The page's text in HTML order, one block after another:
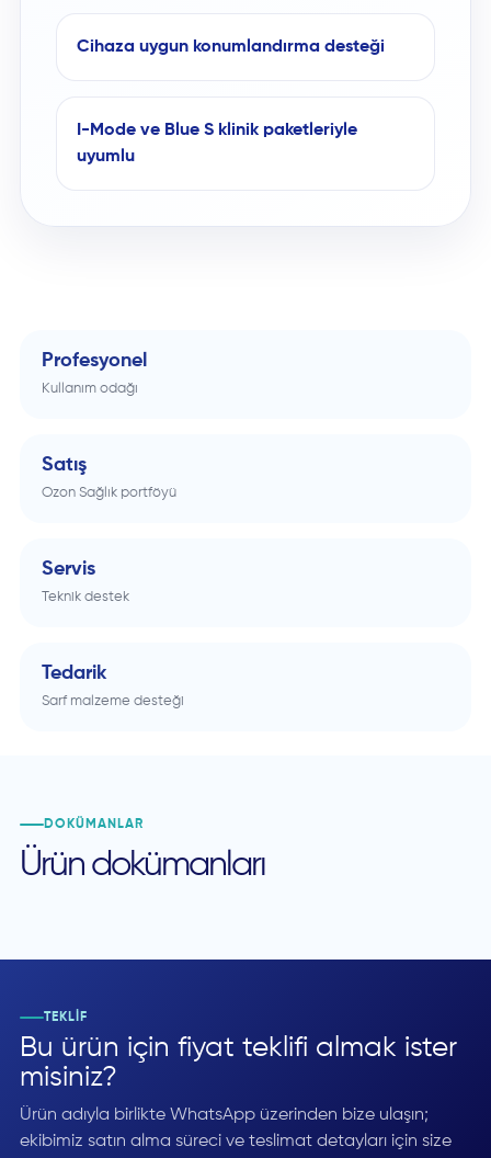
Cihaza uygun konumlandırma desteği
I-Mode ve Blue S klinik paketleriyle
uyumlu
Profesyonel
Kullanım odağı
Satış
Ozon Sağlık portföyü
Servis
Teknik destek
Tedarik
Sarf malzeme desteği
DOKÜMANLAR
Ürün dokümanları
TEKLIF
Bu ürün için fiyat teklifi almak ister
misiniz?
Ürün adıyla birlikte WhatsApp üzerinden bize ulaşın;
ekibimiz satın alma süreci ve teslimat detayları için size